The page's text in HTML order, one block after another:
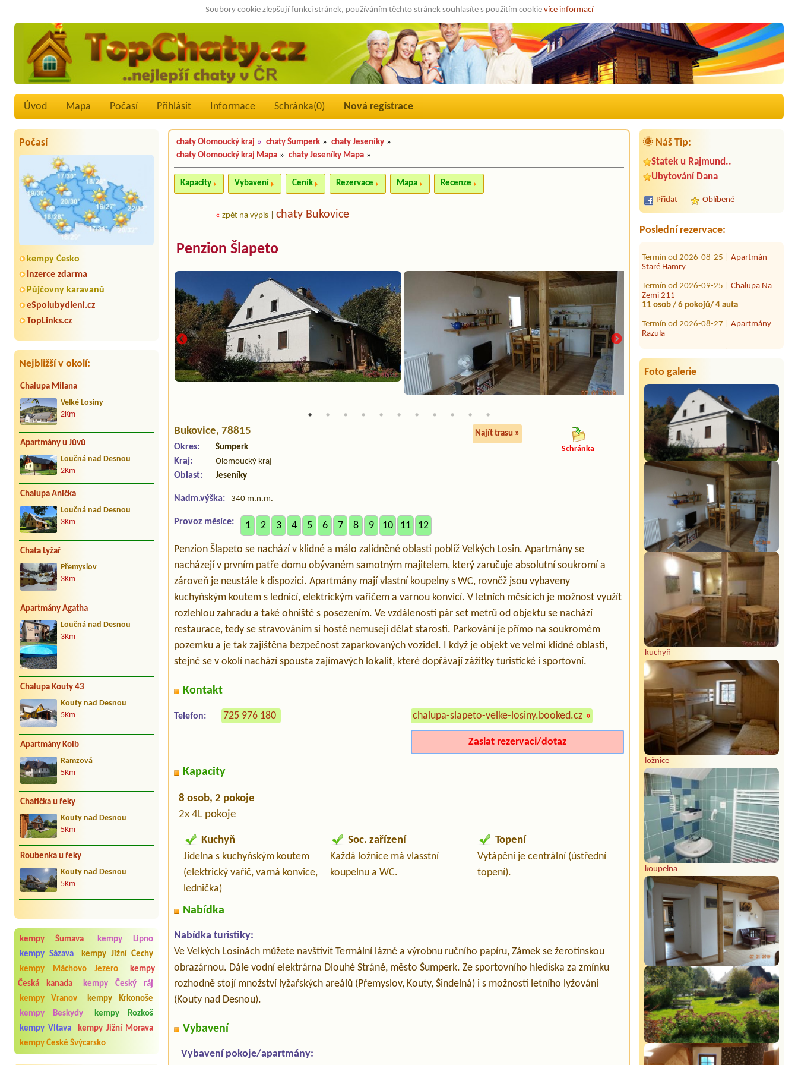
Soubory cookie zlepšují funkci stránek, používáním těchto stránek souhlasíte s použitím cookie více informací
Úvod Mapa Počasí Přihlásit Informace Schránka(0) Nová registrace
Počasí
kempy Česko
Inzerce zdarma
Půjčovny karavanů
eSpolubydleni.cz
TopLinks.cz
Nejbližší v okolí:
Chalupa Milana
Velké Losiny
2Km
Apartmány u Jůvů
Loučná nad Desnou
2Km
Chalupa Anička
Loučná nad Desnou
3Km
Chata Lyžař
Přemyslov
3Km
Apartmány Agatha
Loučná nad Desnou
3Km
Chalupa Kouty 43
Kouty nad Desnou
5Km
Apartmány Kolb
Ramzová
5Km
Chatička u řeky
Kouty nad Desnou
5Km
Roubenka u řeky
Kouty nad Desnou
5Km
kempy Šumava
kempy Lipno
kempy Sázava
kempy Jižní Čechy
kempy Máchovo Jezero
kempy
Česká kanada
kempy Český ráj
kempy Vranov
kempy Krkonoše
kempy Beskydy
kempy Rozkoš
kempy Vltava
kempy Jižní Morava
kempy České Švýcarsko
🌞 Náš Tip:
Statek u Rajmund..
Ubytování Dana
Přidat Oblíbené
Poslední rezervace:
Termín od 2026-08-26 |Apartmán
Staré Hamry
Termín od 2026-08-25 |
Borůvka
Ubytování pro 5 osob,1 auto.
Termín od 2026-08-25 |
Staré Hamry
Termín od 2026-09-25 |
Zemi 211
11 osob / 6 pokojů/ 4 auta
Termín od 2026-08-27 |Apartmány
Razula
Termín od 2026-08-26 |
5 osob,1auto,pokud možno pokoje
vedle sebe.
Foto galerie
kuchyň
ložnice
koupelna
chaty Olomoucký kraj » chaty Šumperk » chaty Jeseníky »
chaty Olomoucký kraj Mapa » chaty Jeseníky Mapa »
Kapacity Vybavení Ceník Rezervace Mapa Recenze
«zpět na výpis |chaty Bukovice
Penzion Šlapeto
kuchyň
Bukovice, 78815 Najít trasu »
Okres: Šumperk
Kraj: Olomoucký kraj
Oblast: Jeseníky
Nadm.výška: 340 m.n.m.
Schránka
Provoz měsíce: 1 2 3 4 5 6 7 8 9 10 11 12
Penzion Šlapeto se nachází v klidné a málo zalidněné oblasti poblíž Velkých Losin. Apartmány se
nacházejí v prvním patře domu obývaném samotným majitelem, který zaručuje absolutní soukromí a
zároveň je neustále k dispozici. Apartmány mají vlastní koupelny s WC, rovněž jsou vybaveny
kuchyňským koutem s lednicí, elektrickým vařičem a varnou konvicí. V letních měsících je možnost využít
rozlehlou zahradu a také ohniště s posezením. Ve vzdálenosti pár set metrů od objektu se nachází
restaurace, tedy se stravováním si hosté nemusejí dělat starosti. Parkování je přímo na soukromém
pozemku a je tak zajištěna bezpečnost zaparkovaných vozidel. I když je objekt ve velmi klidné oblasti,
stejně se v okolí nachází spousta zajímavých lokalit, které dopřávají zážitky turistické i sportovní.
Kontakt
Telefon: 725 976 180 chalupa-slapeto-velke-losiny.booked.cz »
Zaslat rezervaci/dotaz
Kapacity
8 osob, 2 pokoje
2x 4L pokoje
Kuchyň
Jídelna s kuchyňským koutem
(elektrický vařič, varná konvice,
lednička)
Soc. zařízení
Každá ložnice má vlasstní
koupelnu a WC.
Topení
Vytápění je centrální (ústřední
topení).
Nabídka
Nabídka turistiky:
Ve Velkých Losinách můžete navštívit Termální lázně a výrobnu ručního papíru, Zámek se žerotínskou
obrazárnou. Dále vodní elektrárna Dlouhé Stráně, město Šumperk. Ze sportovního hlediska za zmínku
rozhodně stojí množství lyžařských areálů (Přemyslov, Kouty, Šindelná) i s možností letního lyžování
(Kouty nad Desnou).
Vybavení
Vybavení pokoje/apartmány: